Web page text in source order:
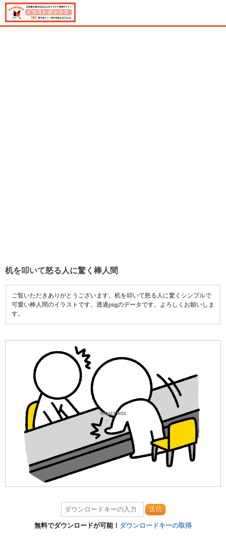
机を叩いて怒る人に驚く棒人間
ご覧いただきありがとうございます。机を叩いて怒る人に驚くシンプルで
可愛い棒人間のイラストです。透過pngのデータです。よろしくお願いしま
す。
送信
無料でダウンロードが可能！ ダウンロードキーの取得